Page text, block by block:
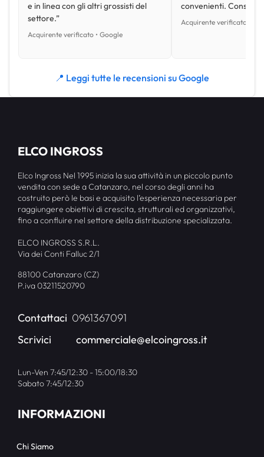
e in linea con gli altri grossisti del
settore.”
Acquirente verificato • Google
convenienti.
Acquirente verificato •
📍 Leggi tutte le recensioni su Google
ELCO INGROSS
Elco Ingross Nel 1995 inizia la sua attività in un piccolo punto
vendita con sede a Catanzaro, nel corso degli anni ha
costruito però le basi e acquisito l’esperienza necessaria per
raggiungere obiettivi di crescita, strutturali ed organizzativi,
fino a confluire nel settore della distribuzione specializzata.
ELCO INGROSS S.R.L.
Via dei Conti Falluc 2/1
88100 Catanzaro (CZ)
P.iva 03211520790
Contattaci 0961367091
Scrivici
commerciale@elcoingross.it
Lun-Ven 7:45/12:30 - 15:00/18:30
Sabato 7:45/12:30
INFORMAZIONI
Chi Siamo